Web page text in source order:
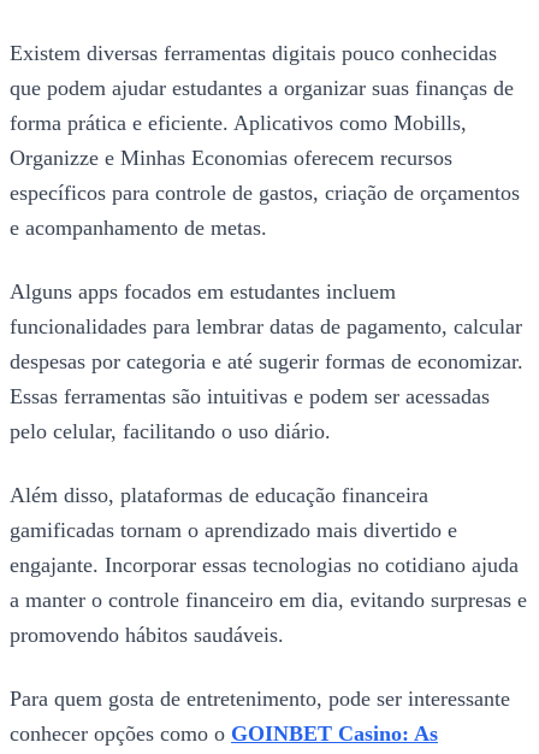
Existem diversas ferramentas digitais pouco conhecidas
que podem ajudar estudantes a organizar suas finanças de
forma prática e eficiente. Aplicativos como Mobills,
Organizze e Minhas Economias oferecem recursos
específicos para controle de gastos, criação de orçamentos
e acompanhamento de metas.
Alguns apps focados em estudantes incluem
funcionalidades para lembrar datas de pagamento, calcular
despesas por categoria e até sugerir formas de economizar.
Essas ferramentas são intuitivas e podem ser acessadas
pelo celular, facilitando o uso diário.
Além disso, plataformas de educação financeira
gamificadas tornam o aprendizado mais divertido e
engajante. Incorporar essas tecnologias no cotidiano ajuda
a manter o controle financeiro em dia, evitando surpresas e
promovendo hábitos saudáveis.
Para quem gosta de entretenimento, pode ser interessante
conhecer opções como o GOINBET Casino: As